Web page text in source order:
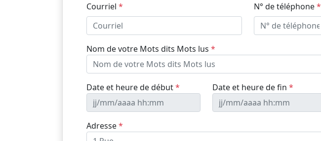
Courriel * N° de téléphone*
Nom de votre Mots dits Mots lus *
Date et heure de début* Date et heure de fin *
Adresse*